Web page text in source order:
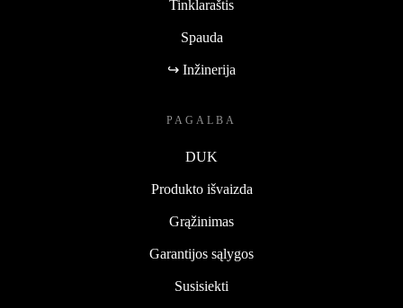
Tinklaraštis
Spauda
↪ Inžinerija
PAGALBA
DUK
Produkto išvaizda
Grąžinimas
Garantijos sąlygos
Susisiekti